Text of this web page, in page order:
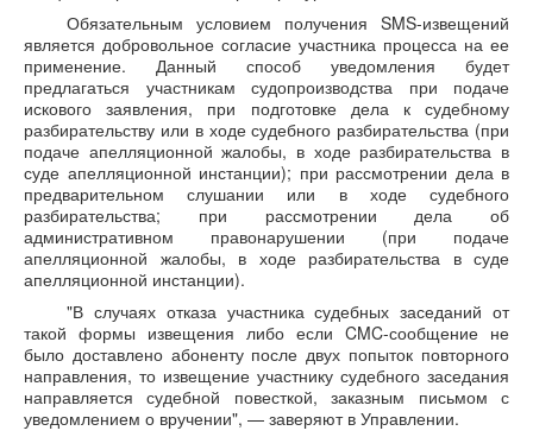
Обязательным условием получения SMS-извещений
является добровольное согласие участника процесса на ее
применение. Данный способ уведомления будет
предлагаться участникам судопроизводства при подаче
искового заявления, при подготовке дела к судебному
разбирательству или в ходе судебного разбирательства (при
подаче апелляционной жалобы, в ходе разбирательства в
суде апелляционной инстанции); при рассмотрении дела в
предварительном слушании или в ходе судебного
разбирательства; при рассмотрении дела об
административном правонарушении (при подаче
апелляционной жалобы, в ходе разбирательства в суде
апелляционной инстанции).
"В случаях отказа участника судебных заседаний от
такой формы извещения либо если CMC-сообщение не
было доставлено абоненту после двух попыток повторного
направления, то извещение участнику судебного заседания
направляется судебной повесткой, заказным письмом с
уведомлением о вручении", — заверяют в Управлении.